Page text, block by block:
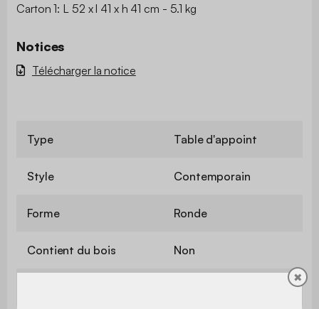
Carton 1: L 52 x l 41 x h 41 cm - 5.1 kg
Notices
Télécharger la notice
Type Table d'appoint
Style Contemporain
Forme Ronde
Contient du bois Non
✖